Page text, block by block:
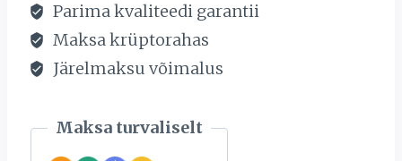
Parima kvaliteedi garantii
Maksa krüptorahas
Järelmaksu võimalus
Maksa turvaliselt